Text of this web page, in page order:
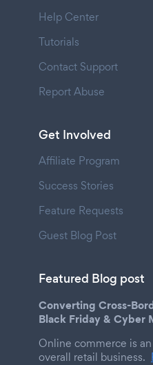
Help Center
Tutorials
Contact Support
Report Abuse
Get Involved
Affiliate Program
Success Stories
Feature Requests
Guest Blog Post
Featured Blog post
Converting Cross-
Black Friday & Cyber
Online commerce is
overall retail business.